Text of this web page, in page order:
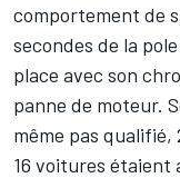
comportement de
secondes de la
place avec son
panne de moteur.
même pas qualifié,
16 voitures étaient